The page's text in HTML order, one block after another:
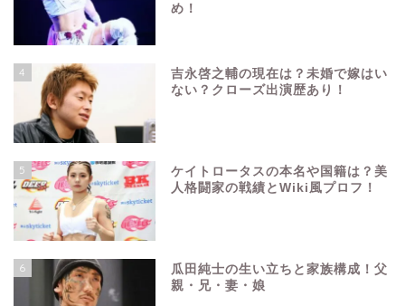
め！
4
吉永啓之輔の現在は？未婚で嫁はい
ない？クローズ出演歴あり！
5
ケイトロータスの本名や国籍は？美
人格闘家の戦績とWiki風プロフ！
6
瓜田純士の生い立ちと家族構成！父
親・兄・妻・娘